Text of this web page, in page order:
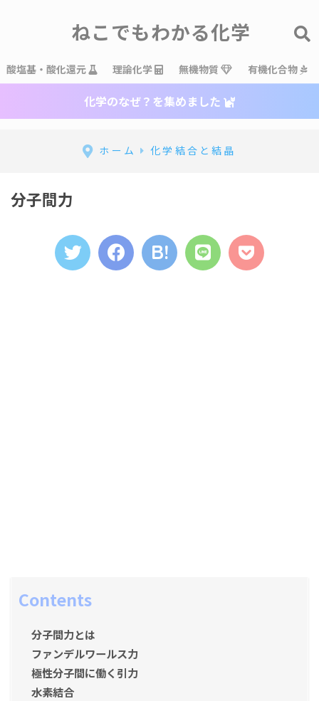
ねこでもわかる化学
酸塩基・酸化還元 理論化学 無機物質 有機化合物
化学のなぜ？を集めました
ホーム 化学結合と結晶
分子間力
Contents
分子間力とは
ファンデルワールス力
極性分子間に働く引力
水素結合